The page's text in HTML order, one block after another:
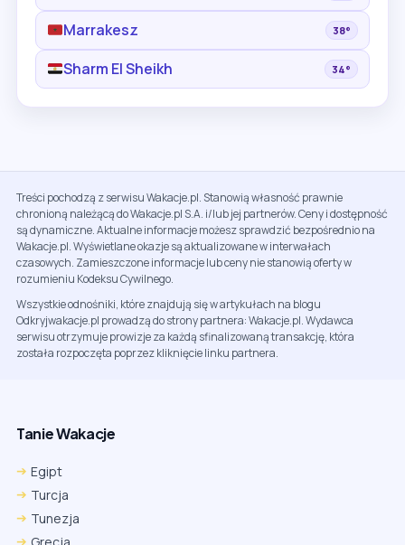
Marrakesz 38°
Sharm El Sheikh 34°
Treści pochodzą z serwisu Wakacje.pl. Stanowią własność prawnie
chronioną należącą do Wakacje.pl S.A. i/lub jej partnerów. Ceny i dostępność
są dynamiczne. Aktualne informacje możesz sprawdzić bezpośrednio na
Wakacje.pl. Wyświetlane okazje są aktualizowane w interwałach
czasowych. Zamieszczone informacje lub ceny nie stanowią oferty w
rozumieniu Kodeksu Cywilnego.
Wszystkie odnośniki, które znajdują się w artykułach na blogu
Odkryjwakacje.pl prowadzą do strony partnera: Wakacje.pl. Wydawca
serwisu otrzymuje prowizje za każdą sfinalizowaną transakcję, która
została rozpoczęta poprzez kliknięcie linku partnera.
Tanie Wakacje
Egipt
Turcja
Tunezja